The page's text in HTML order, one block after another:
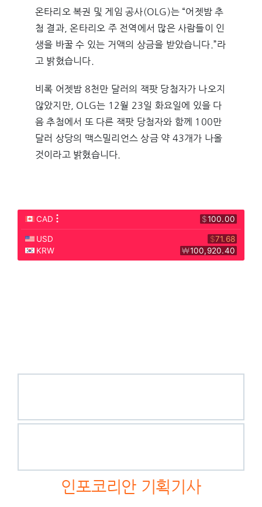
온타리오 복권 및 게임 공사(OLG)는 “어젯밤 추
첨 결과, 온타리오 주 전역에서 많은 사람들이 인
생을 바꿀 수 있는 거액의 상금을 받았습니다.”라
고 밝혔습니다.
비록 어젯밤 8천만 달러의 잭팟 당첨자가 나오지
않았지만, OLG는 12월 23일 화요일에 있을 다
음 추첨에서 또 다른 잭팟 당첨자와 함께 100만
달러 상당의 맥스밀리언스 상금 약 43개가 나올
것이라고 밝혔습니다.
인포코리안 기획기사